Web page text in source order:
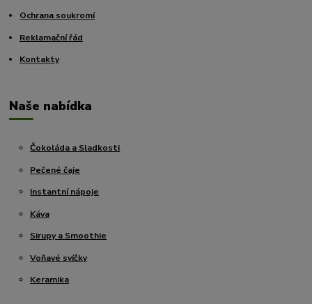
Ochrana soukromí
Reklamační řád
Kontakty
Naše nabídka
Čokoláda a Sladkosti
Pečené čaje
Instantní nápoje
Káva
Sirupy a Smoothie
Voňavé svíčky
Keramika